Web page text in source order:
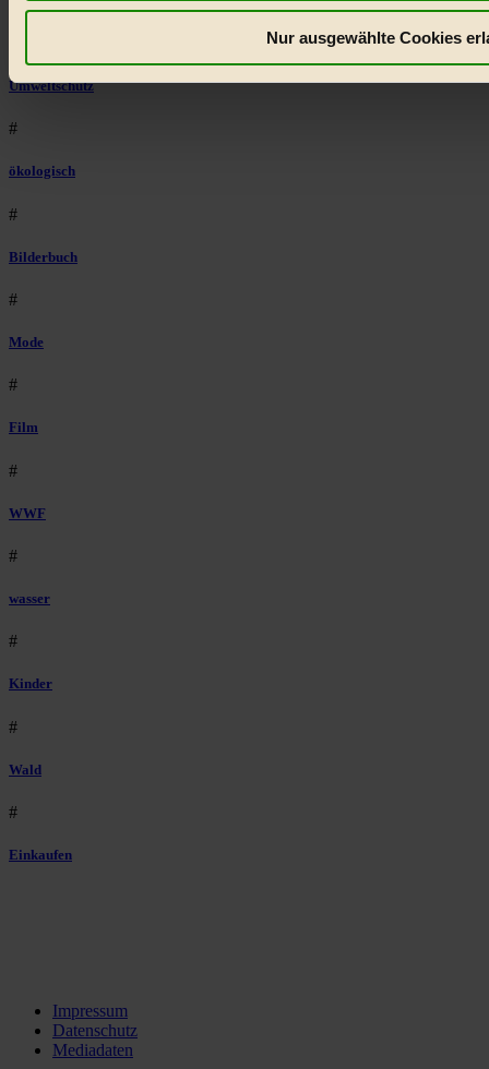
Nur ausgewählte Cookies
Umweltschutz
#
ökologisch
#
Bilderbuch
#
Mode
#
Film
#
WWF
#
wasser
#
Kinder
#
Wald
#
Einkaufen
Impressum
Datenschutz
Mediadaten